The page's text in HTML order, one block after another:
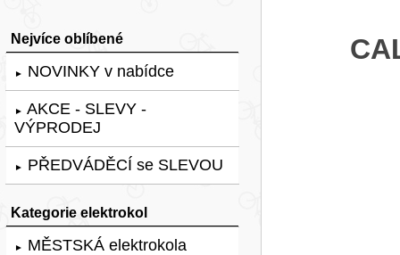
Nejvíce oblíbené
► NOVINKY v nabídce
► AKCE - SLEVY -
VÝPRODEJ
► PŘEDVÁDĚCÍ se SLEVOU
Kategorie elektrokol
► MĚSTSKÁ elektrokola